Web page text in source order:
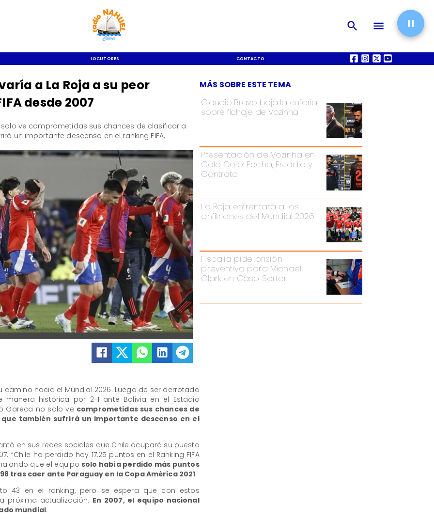
LOCUTORES CONTACTO QUIÉNES SOMOS
Claudio Bravo baja la euforia
sobre fichaje de Vozinha
Presentación de Vozinha en
Colo Colo: Fecha, Estadio y
Contrato
La Roja enfrentará a los
anfitriones del Mundial 2026
Fiscalía pide prisión
preventiva para Michael
Clark en Caso Sartor
MÁS SOBRE ESTE TEMA
a La Roja a su peor
desde 2007
ve comprometidas sus chances de clasificar a
un importante descenso en el ranking FIFA.
hacia el Mundial 2026. Luego de ser derrotado
histórica por 2-1 ante Bolivia en el Estadio
Gareca no solo ve comprometidas sus chances de
también sufrirá un importante descenso en el
en sus redes sociales que Chile ocupará su puesto
“Chile ha perdido hoy 17.25 puntos en el Ranking FIFA
que el equipo solo había perdido más puntos
tras caer ante Paraguay en la Copa América 2021.
43 en el ranking, pero se espera que con estos
próxima actualización. En 2007, el equipo nacional
mundial.